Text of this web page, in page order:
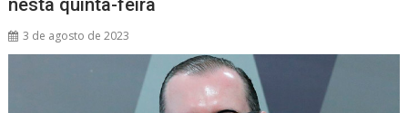
nesta quinta-feira
3 de agosto de 2023